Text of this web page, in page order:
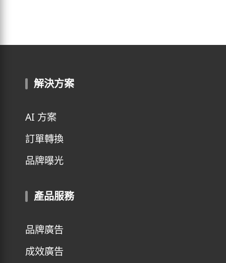
解決方案
AI 方案
訂單轉換
品牌曝光
產品服務
品牌廣告
成效廣告